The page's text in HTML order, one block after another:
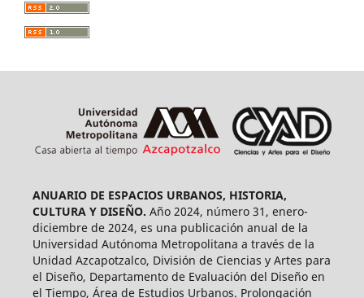
ANUARIO DE ESPACIOS URBANOS, HISTORIA,
CULTURA Y DISEÑO. Año 2024, número 31, enero-
diciembre de 2024, es una publicación anual de la
Universidad Autónoma Metropolitana a través de la
Unidad Azcapotzalco, División de Ciencias y Artes para
el Diseño, Departamento de Evaluación del Diseño en
el Tiempo, Área de Estudios Urbanos. Prolongación